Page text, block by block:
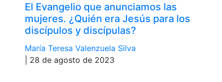
El Evangelio que anunciamos las
mujeres. ¿Quién era Jesús para los
discípulos y discípulas?
María Teresa Valenzuela Silva
| 28 de agosto de 2023